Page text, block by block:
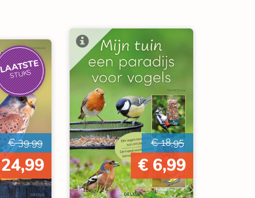
STUKS
€ 39,99 € 18,95
€ 6,99